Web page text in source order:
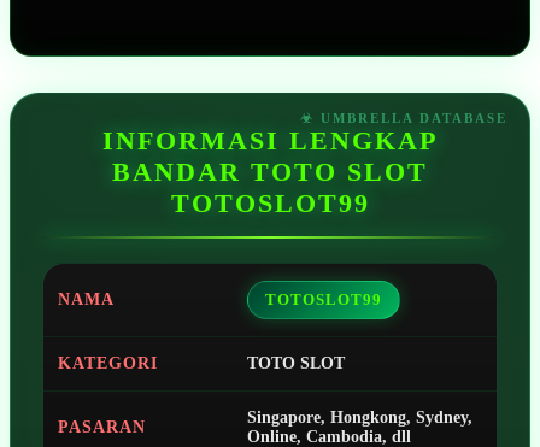
INFORMASI LENGKAP
BANDAR TOTO SLOT
TOTOSLOT99
NAMA TOTOSLOT99
KATEGORI TOTO SLOT
PASARAN
Singapore, Hongkong, Sydney,
Online, Cambodia, dll